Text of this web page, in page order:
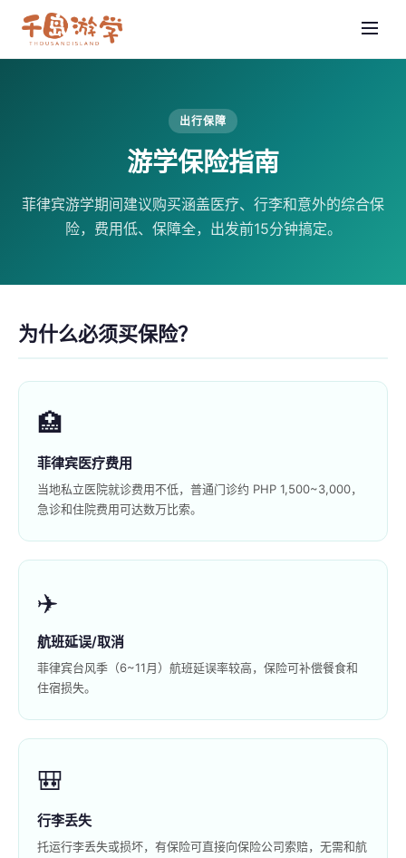
出行保障
游学保险指南
菲律宾游学期间建议购买涵盖医疗、行李和意外的综合保
险，费用低、保障全，出发前15分钟搞定。
为什么必须买保险？
🏥
菲律宾医疗费用
当地私立医院就诊费用不低，普通门诊约 PHP 1,500~3,000，
急诊和住院费用可达数万比索。
✈️
航班延误/取消
菲律宾台风季（6~11月）航班延误率较高，保险可补偿餐食和
住宿损失。
🎒
行李丢失
托运行李丢失或损坏，有保险可直接向保险公司索赔，无需和航